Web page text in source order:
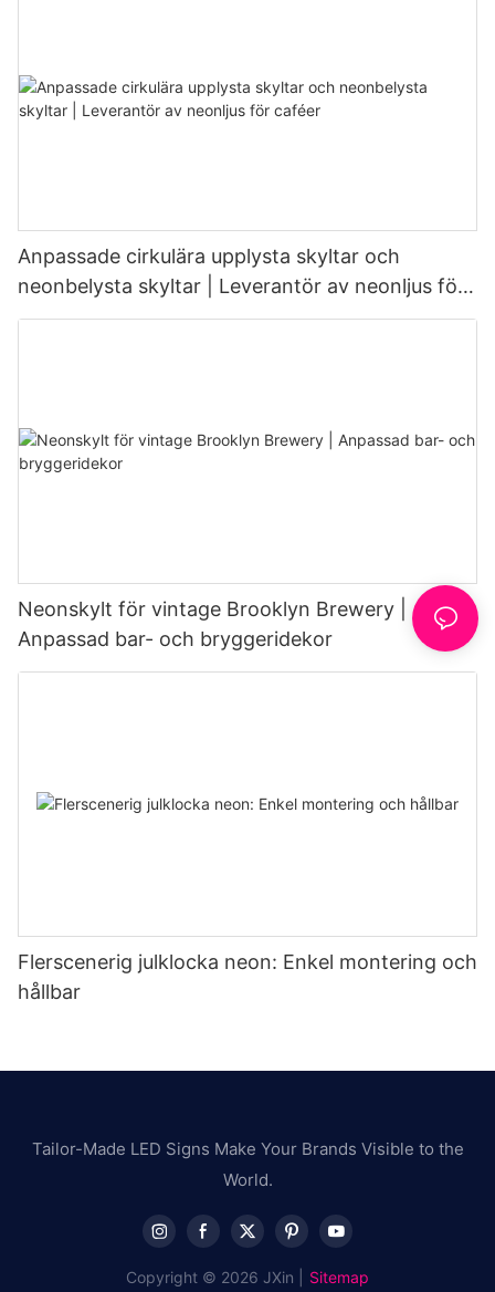
Anpassade cirkulära upplysta skyltar och
neonbelysta skyltar | Leverantör av neonljus för
caféer
Neonskylt för vintage Brooklyn Brewery |
Anpassad bar- och bryggeridekor
Flerscenerig julklocka neon: Enkel montering och
hållbar
Tailor-Made LED Signs Make Your Brands Visible to the
World.
Copyright © 2026 JXin | Sitemap